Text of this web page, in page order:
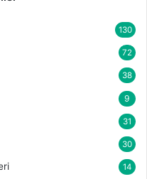
130
72
38
9
31
30
14